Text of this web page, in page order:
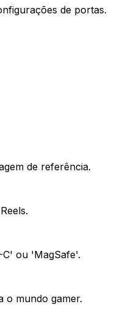
de portas.
de referência.
C' ou 'MagSafe'.
o mundo gamer.